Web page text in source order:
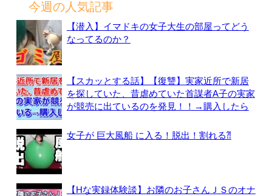
今週の人気記事
【潜入】イマドキの女子大生の部屋ってどう
なってるのか？
【スカッとする話】【復讐】実家近所で新居
を探していた、昔虐めていた首謀者A子の実家
が競売に出ているのを発見！！→購入したら
女子が 巨大風船 に入る！脱出！割れる⁈
【Hな実録体験談】お隣のお子さんＪＳのオナ